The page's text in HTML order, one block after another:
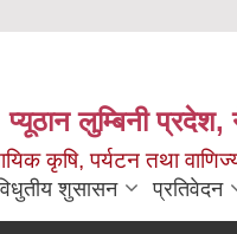
प्यूठान लुम्बिनी प्रदेश,
कृषि, पर्यटन तथा
शुसासन प्रतिवेदन